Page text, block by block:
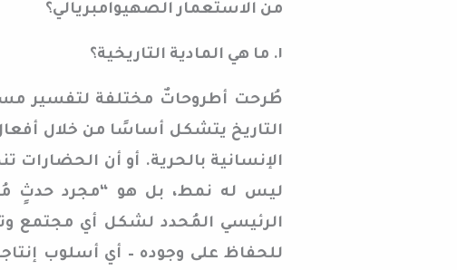
من الاستعمار الصهيوامبريالي؟
١. ما هي المادية التاريخية؟
طُرحت أطروحاتٌ مختلفة لتفسير
التاريخ يتشكل أساسًا من خلال
الإنسانية بالحرية. أو أن الحضارات
ليس له نمط، بل هو “مجرد حدثٍ
الرئيسي المُحدد لشكل أي مجتمع
للحفاظ على وجوده – أي أسلوب